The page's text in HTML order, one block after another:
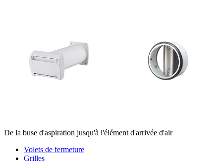
De la buse d'aspiration jusqu'à l'élément d'arrivée d'air
Volets de fermeture
Grilles